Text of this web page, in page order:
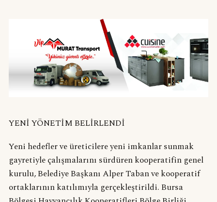
YENİ YÖNETİM BELİRLENDİ
Yeni hedefler ve üreticilere yeni imkanlar sunmak
gayretiyle çalışmalarını sürdüren kooperatifin genel
kurulu, Belediye Başkanı Alper Taban ve kooperatif
ortaklarının katılımıyla gerçekleştirildi. Bursa